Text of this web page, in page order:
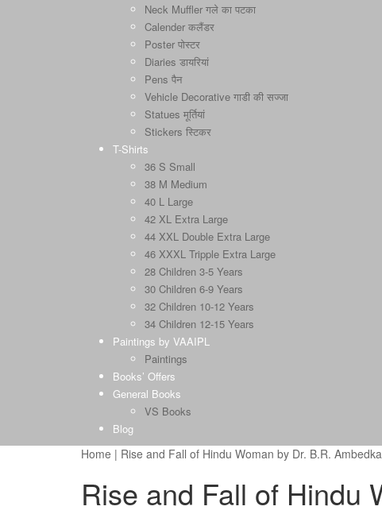
Neck Muffler गले का पटका
Calender कलैंडर
Poster पोस्टर
Diaries डायरियां
Pens पैन
Vehicle Decorative गाडी की सज्जा
Statues मूर्तियां
Stickers स्टिकर
T-Shirts
36 S Small
38 M Medium
40 L Large
42 XL Extra Large
44 XXL Double Extra Large
46 XXXL Tripple Extra Large
28 Children 3-5 Years
30 Children 6-9 Years
32 Children 10-12 Years
34 Children 12-15 Years
Paintings by VAAIPL
Paintings
Books’ Offers
General Books
VS Books
Blog
Home | Rise and Fall of Hindu Woman by Dr. B.R.
Rise and Fall of Hindu